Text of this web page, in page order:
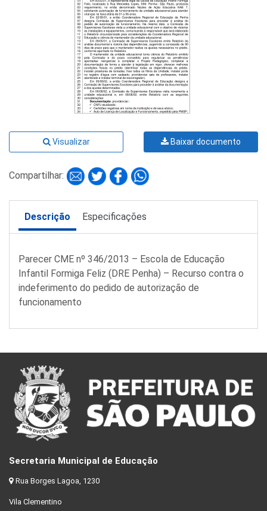
Visualizar Baixar documento
Compartilhar:
Descrição Especificações
Parecer CME nº 346/2013 – Escola de Educação
Infantil Formiga Feliz (DRE Penha) – Recurso contra o
indeferimento do pedido de autorização de
funcionamento
Secretaria Municipal de Educação
Rua Borges Lagoa, 1230
Vila Clementino